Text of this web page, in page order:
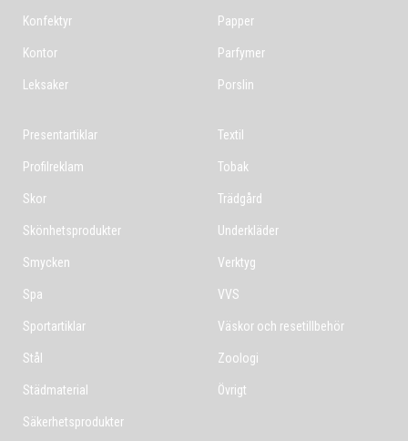
Konfektyr
Kontor
Leksaker
Papper
Parfymer
Porslin
Presentartiklar
Profilreklam
Skor
Skönhetsprodukter
Smycken
Spa
Sportartiklar
Stål
Städmaterial
Säkerhetsprodukter
Textil
Tobak
Trädgård
Underkläder
Verktyg
VVS
Väskor och resetillbehör
Zoologi
Övrigt